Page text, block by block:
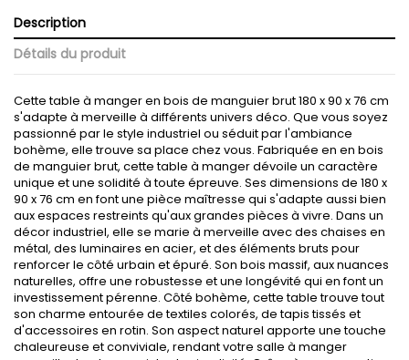
Description
Détails du produit
Cette table à manger en bois de manguier brut 180 x 90 x 76 cm
s'adapte à merveille à différents univers déco. Que vous soyez
passionné par le style industriel ou séduit par l'ambiance
bohème, elle trouve sa place chez vous. Fabriquée en en bois
de manguier brut, cette table à manger dévoile un caractère
unique et une solidité à toute épreuve. Ses dimensions de 180 x
90 x 76 cm en font une pièce maîtresse qui s'adapte aussi bien
aux espaces restreints qu'aux grandes pièces à vivre. Dans un
décor industriel, elle se marie à merveille avec des chaises en
métal, des luminaires en acier, et des éléments bruts pour
renforcer le côté urbain et épuré. Son bois massif, aux nuances
naturelles, offre une robustesse et une longévité qui en font un
investissement pérenne. Côté bohème, cette table trouve tout
son charme entourée de textiles colorés, de tapis tissés et
d'accessoires en rotin. Son aspect naturel apporte une touche
chaleureuse et conviviale, rendant votre salle à manger